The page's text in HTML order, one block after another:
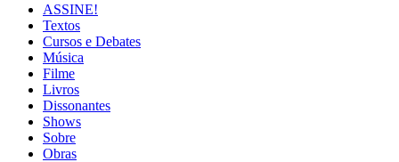
ASSINE!
Textos
Cursos e Debates
Música
Filme
Livros
Dissonantes
Shows
Sobre
Obras